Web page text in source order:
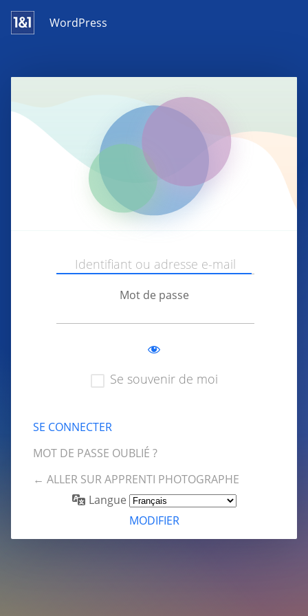
WordPress
Mot de passe
Se souvenir de moi
MOT DE PASSE OUBLIÉ ?
← ALLER SUR APPRENTI PHOTOGRAPHE
Langue